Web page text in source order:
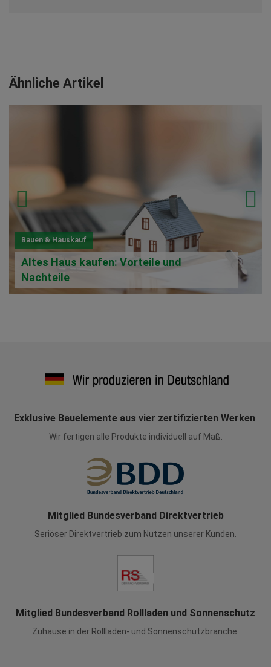
Ähnliche Artikel
Bauen & Hauskauf
Altes Haus kaufen: Vorteile und
Nachteile
Exklusive Bauelemente aus vier zertifizierten Werken
Wir fertigen alle Produkte individuell auf Maß.
Mitglied Bundesverband Direktvertrieb
Seriöser Direktvertrieb zum Nutzen unserer Kunden.
Mitglied Bundesverband Rollladen und Sonnenschutz
Zuhause in der Rollladen- und Sonnenschutzbranche.